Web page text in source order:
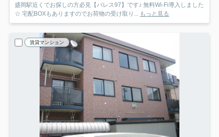
盛岡駅近くでお探しの方必見【パレス97】です♪ 無料Wi-Fi導入しました
☆ 宅配BOXもありますのでお荷物の受け取り... もっと見る
賃貸マンション